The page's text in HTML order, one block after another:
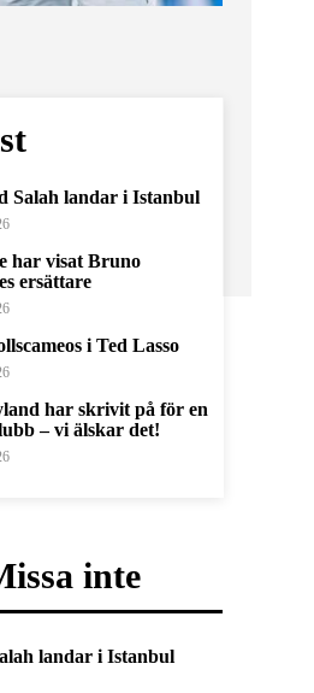
Salah landar i Istanbul
har visat Bruno
ersättare
i Ted Lasso
har skrivit på för en
– vi älskar det!
inte
landar i Istanbul